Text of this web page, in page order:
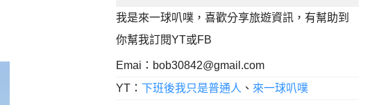
我是來一球叭噗，喜歡分享旅遊資訊，有幫助到
你幫我訂閱YT或FB
Emai： bob30842@gmail.com
YT：下班後我只是普通人 、 來一球叭噗